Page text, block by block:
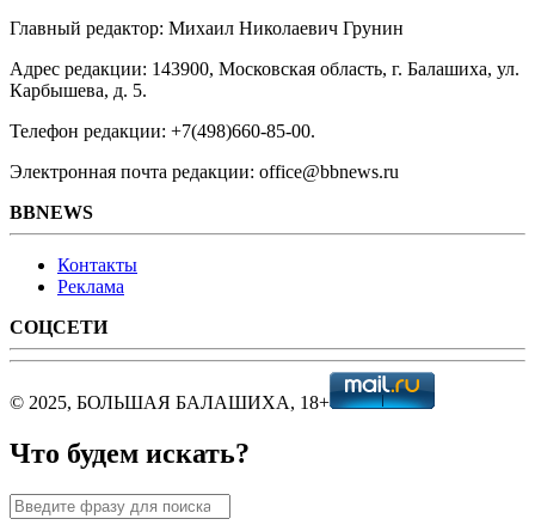
Главный редактор: Михаил Николаевич Грунин
Адрес редакции: 143900, Московская область, г. Балашиха, ул.
Карбышева, д. 5.
Телефон редакции: +7(498)660-85-00.
Электронная почта редакции: office@bbnews.ru
BBNEWS
Контакты
Реклама
СОЦСЕТИ
© 2025, БОЛЬШАЯ БАЛАШИХА, 18+
Что будем искать?